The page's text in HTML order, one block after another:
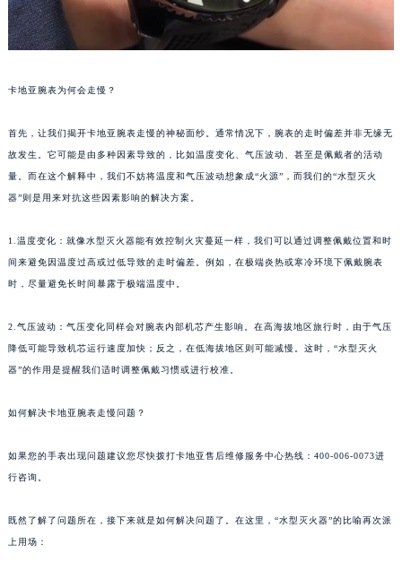
卡地亚腕表为何会走慢？
首先，让我们揭开卡地亚腕表走慢的神秘面纱。通常情况下，腕表的走时偏差并非无缘无
故发生。它可能是由多种因素导致的，比如温度变化、气压波动、甚至是佩戴者的活动
量。而在这个解释中，我们不妨将温度和气压波动想象成“火源”，而我们的“水型灭火
器”则是用来对抗这些因素影响的解决方案。
1.温度变化：就像水型灭火器能有效控制火灾蔓延一样，我们可以通过调整佩戴位置和时
间来避免因温度过高或过低导致的走时偏差。例如，在极端炎热或寒冷环境下佩戴腕表
时，尽量避免长时间暴露于极端温度中。
2.气压波动：气压变化同样会对腕表内部机芯产生影响。在高海拔地区旅行时，由于气压
降低可能导致机芯运行速度加快；反之，在低海拔地区则可能减慢。这时，“水型灭火
器”的作用是提醒我们适时调整佩戴习惯或进行校准。
如何解决卡地亚腕表走慢问题？
如果您的手表出现问题建议您尽快拨打卡地亚售后维修服务中心热线：400-006-0073进
行咨询。
既然了解了问题所在，接下来就是如何解决问题了。在这里，“水型灭火器”的比喻再次派
上用场：